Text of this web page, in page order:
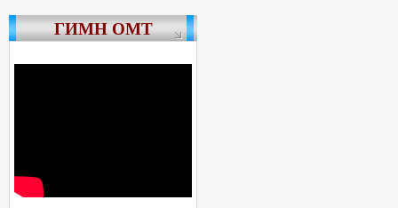
ГИМН ОМТ